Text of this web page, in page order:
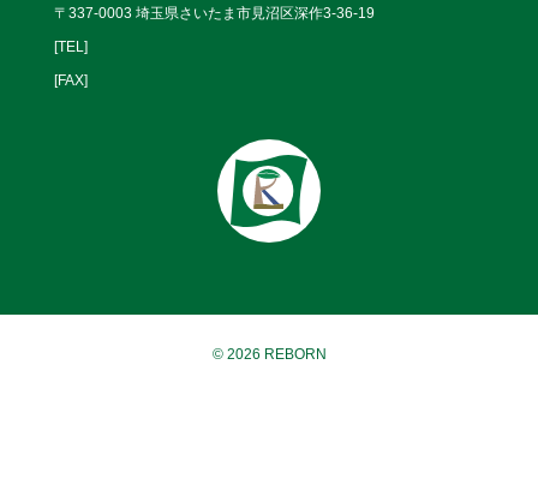
〒337-0003 埼玉県さいたま市見沼区深作3-36-19
[TEL]
[FAX]
© 2026 REBORN